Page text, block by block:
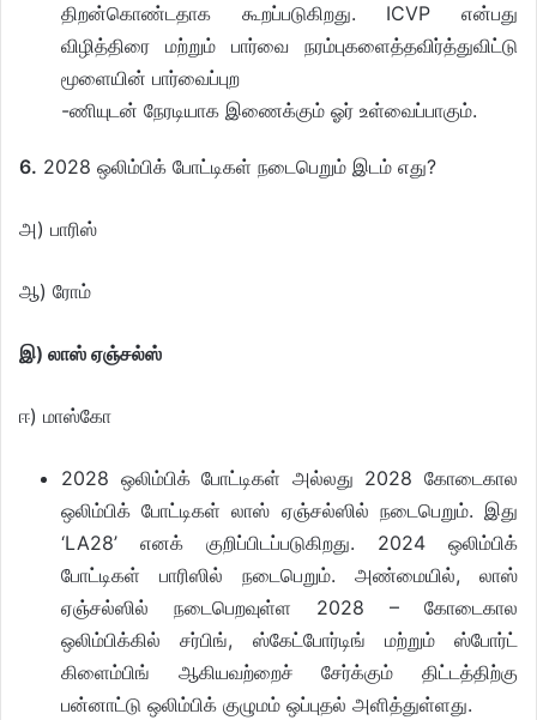
திறன்கொண்டதாக கூறப்படுகிறது. ICVP என்பது
விழித்திரை மற்றும் பார்வை நரம்புகளைத்தவிர்த்துவிட்டு
மூளையின் பார்வைப்புற
-ணியுடன் நேரடியாக இணைக்கும் ஓர் உள்வைப்பாகும்.
6. 2028 ஒலிம்பிக் போட்டிகள் நடைபெறும் இடம் எது?
அ) பாரிஸ்
ஆ) ரோம்
இ) லாஸ் ஏஞ்சல்ஸ்
ஈ) மாஸ்கோ
2028 ஒலிம்பிக் போட்டிகள் அல்லது 2028 கோடைகால
ஒலிம்பிக் போட்டிகள் லாஸ் ஏஞ்சல்ஸில் நடைபெறும். இது
‘LA28’ எனக் குறிப்பிடப்படுகிறது. 2024 ஒலிம்பிக்
போட்டிகள் பாரிஸில் நடைபெறும். அண்மையில், லாஸ்
ஏஞ்சல்ஸில் நடைபெறவுள்ள 2028 – கோடைகால
ஒலிம்பிக்கில் சர்பிங், ஸ்கேட்போர்டிங் மற்றும் ஸ்போர்ட்
கிளைம்பிங் ஆகியவற்றைச் சேர்க்கும் திட்டத்திற்கு
பன்னாட்டு ஒலிம்பிக் குழுமம் ஒப்புதல் அளித்துள்ளது.